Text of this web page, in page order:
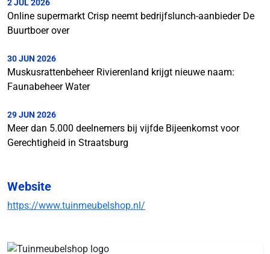
2 JUL 2026
Online supermarkt Crisp neemt bedrijfslunch-aanbieder De
Buurtboer over
30 JUN 2026
Muskusrattenbeheer Rivierenland krijgt nieuwe naam:
Faunabeheer Water
29 JUN 2026
Meer dan 5.000 deelnemers bij vijfde Bijeenkomst voor
Gerechtigheid in Straatsburg
Website
https://www.tuinmeubelshop.nl/